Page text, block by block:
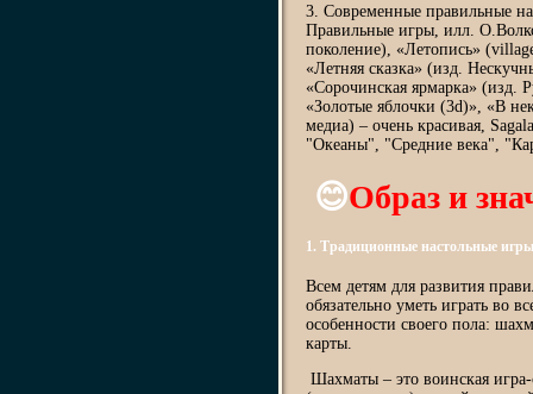
3. Современные правильные
Правильные игры, илл.
поколение), «Летопись»
«Летняя сказка» (изд.
«Сорочинская ярмарка» (изд.
«Золотые яблочки (3d)», «В
медиа) – очень красивая,
"Океаны", "Средние века",
😊Образ и
1. Традиционные настольные игры
Всем детям для развития
обязательно уметь играть во
особенности своего пола:
карты.
Шахматы – это воинская игра-